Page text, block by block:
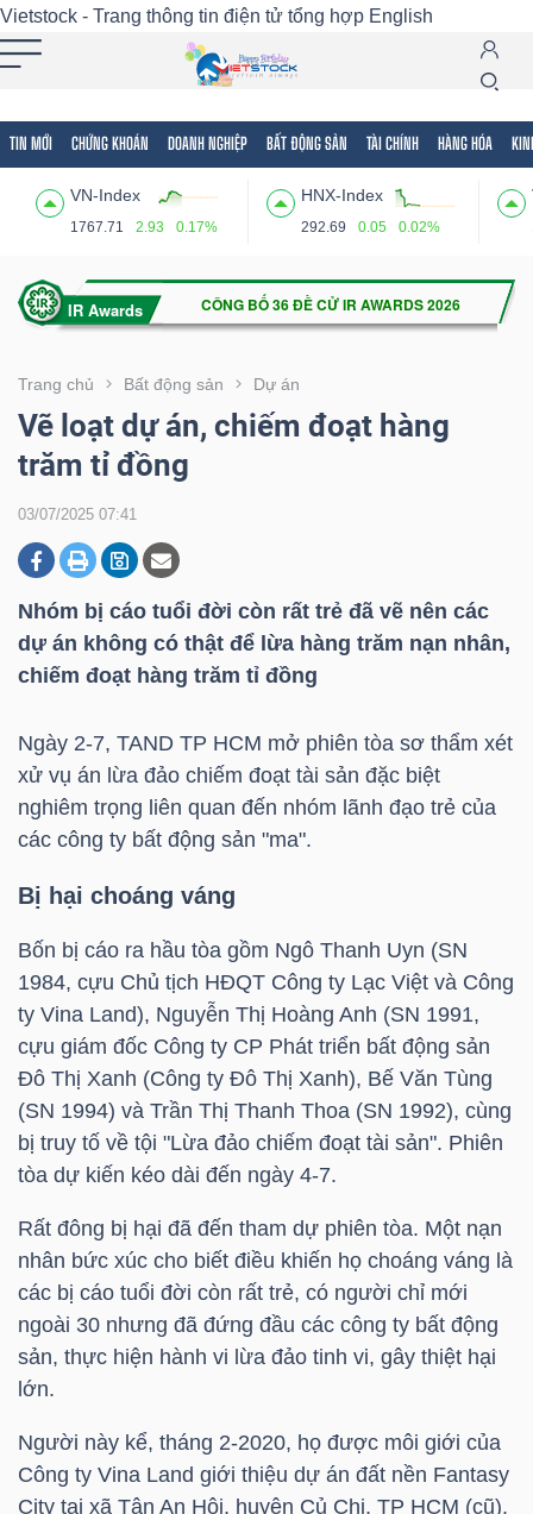
Vietstock - Trang thông tin điện tử tổng hợp English
TIN MỚI CHỨNG KHOÁN DOANH NGHIỆP BẤT ĐỘNG SẢN TÀI CHÍNH HÀNG HÓA
VN-Index
1767.71 2.93 0.17%
HNX-Index
292.69 0.05 0.02%
Trang chủ Bất động sản Dự án
Vẽ loạt dự án, chiếm đoạt hàng
trăm tỉ đồng
03/07/2025 07:41
Nhóm bị cáo tuổi đời còn rất trẻ đã vẽ nên các
dự án không có thật để lừa hàng trăm nạn nhân,
chiếm đoạt hàng trăm tỉ đồng
Ngày 2-7, TAND TP HCM mở phiên tòa sơ thẩm xét
xử vụ án lừa đảo chiếm đoạt tài sản đặc biệt
nghiêm trọng liên quan đến nhóm lãnh đạo trẻ của
các công ty bất động sản "ma".
Bị hại choáng váng
Bốn bị cáo ra hầu tòa gồm Ngô Thanh Uyn (SN
1984, cựu Chủ tịch HĐQT Công ty Lạc Việt và Công
ty Vina Land), Nguyễn Thị Hoàng Anh (SN 1991,
cựu giám đốc Công ty CP Phát triển bất động sản
Đô Thị Xanh (Công ty Đô Thị Xanh), Bế Văn Tùng
(SN 1994) và Trần Thị Thanh Thoa (SN 1992), cùng
bị truy tố về tội "Lừa đảo chiếm đoạt tài sản". Phiên
tòa dự kiến kéo dài đến ngày 4-7.
Rất đông bị hại đã đến tham dự phiên tòa. Một nạn
nhân bức xúc cho biết điều khiến họ choáng váng là
các bị cáo tuổi đời còn rất trẻ, có người chỉ mới
ngoài 30 nhưng đã đứng đầu các công ty bất động
sản, thực hiện hành vi lừa đảo tinh vi, gây thiệt hại
lớn.
Người này kể, tháng 2-2020, họ được môi giới của
Công ty Vina Land giới thiệu dự án đất nền Fantasy
City tại xã Tân An Hội, huyện Củ Chi, TP HCM (cũ).
Tất cả Tính năng Ngành Mã chứng khoán
Tính
(-)
VIETSTOCK
CHỨNG
DOANH
NGHIỆP
BẤT
ĐỘNG
HÀNG
HÓA
KINH
TẾ
THẾ
GIỚI